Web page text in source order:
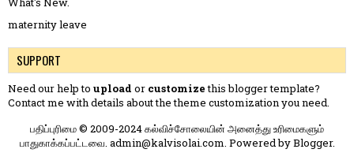
maternity leave
SUPPORT
Need our help to upload or customizethis blogger template?
Contact me with details about the theme customization you need.
பதிப்புரிமை © 2009-2024 கல்விச்சோலையின் அனைத்து உரிமைகளும்
பாதுகாக்கப்பட்டவை. admin@kalvisolai.com. Powered byBlogger.